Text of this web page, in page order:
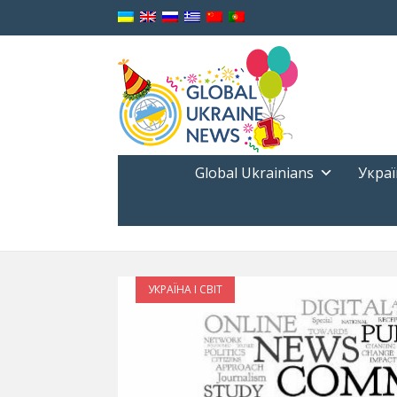
Global Ukrainians
УКРАЇНА І СВІТ
ЖОВТЕНЬ 21, 2017
Український
імміграції